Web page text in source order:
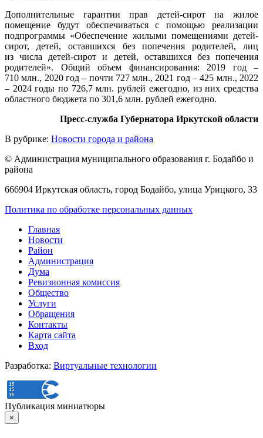
Дополнительные гарантии прав детей-сирот на жилое
помещение будут обеспечиваться с помощью реализации
подпрограммы «Обеспечение жилыми помещениями детей-
сирот, детей, оставшихся без попечения родителей, лиц
из числа детей-сирот и детей, оставшихся без попечения
родителей». Общий объем финансирования: 2019 год –
710 млн., 2020 год – почти 727 млн., 2021 год – 425 млн., 2022
– 2024 годы по 726,7 млн. рублей ежегодно, из них средства
областного бюджета по 301,6 млн. рублей ежегодно.
Пресс-служба Губернатора Иркутской области
В рубрике: Новости города и района
© Администрация муниципального образования г. Бодайбо и
района
666904 Иркутская область, город Бодайбо, улица Урицкого, 33
Политика по обработке персональных данных
Главная
Новости
Район
Администрация
Дума
Ревизионная комиссия
Общество
Услуги
Обращения
Контакты
Карта сайта
Вход
Разработка: Виртуальные технологии
Публикация миниатюры
×